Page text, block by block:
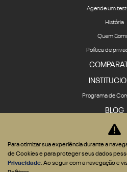
Agende um
História
Quem
Política de
Programa de
BLOG
Desenvolvido pela
Para otimizar sua experiência durante a
de Cookies e para proteger seus dados
Privacidade. Ao seguir com a navegação e